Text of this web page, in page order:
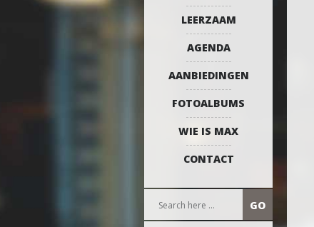
LEERZAAM
AGENDA
AANBIEDINGEN
FOTOALBUMS
WIE IS MAX
CONTACT